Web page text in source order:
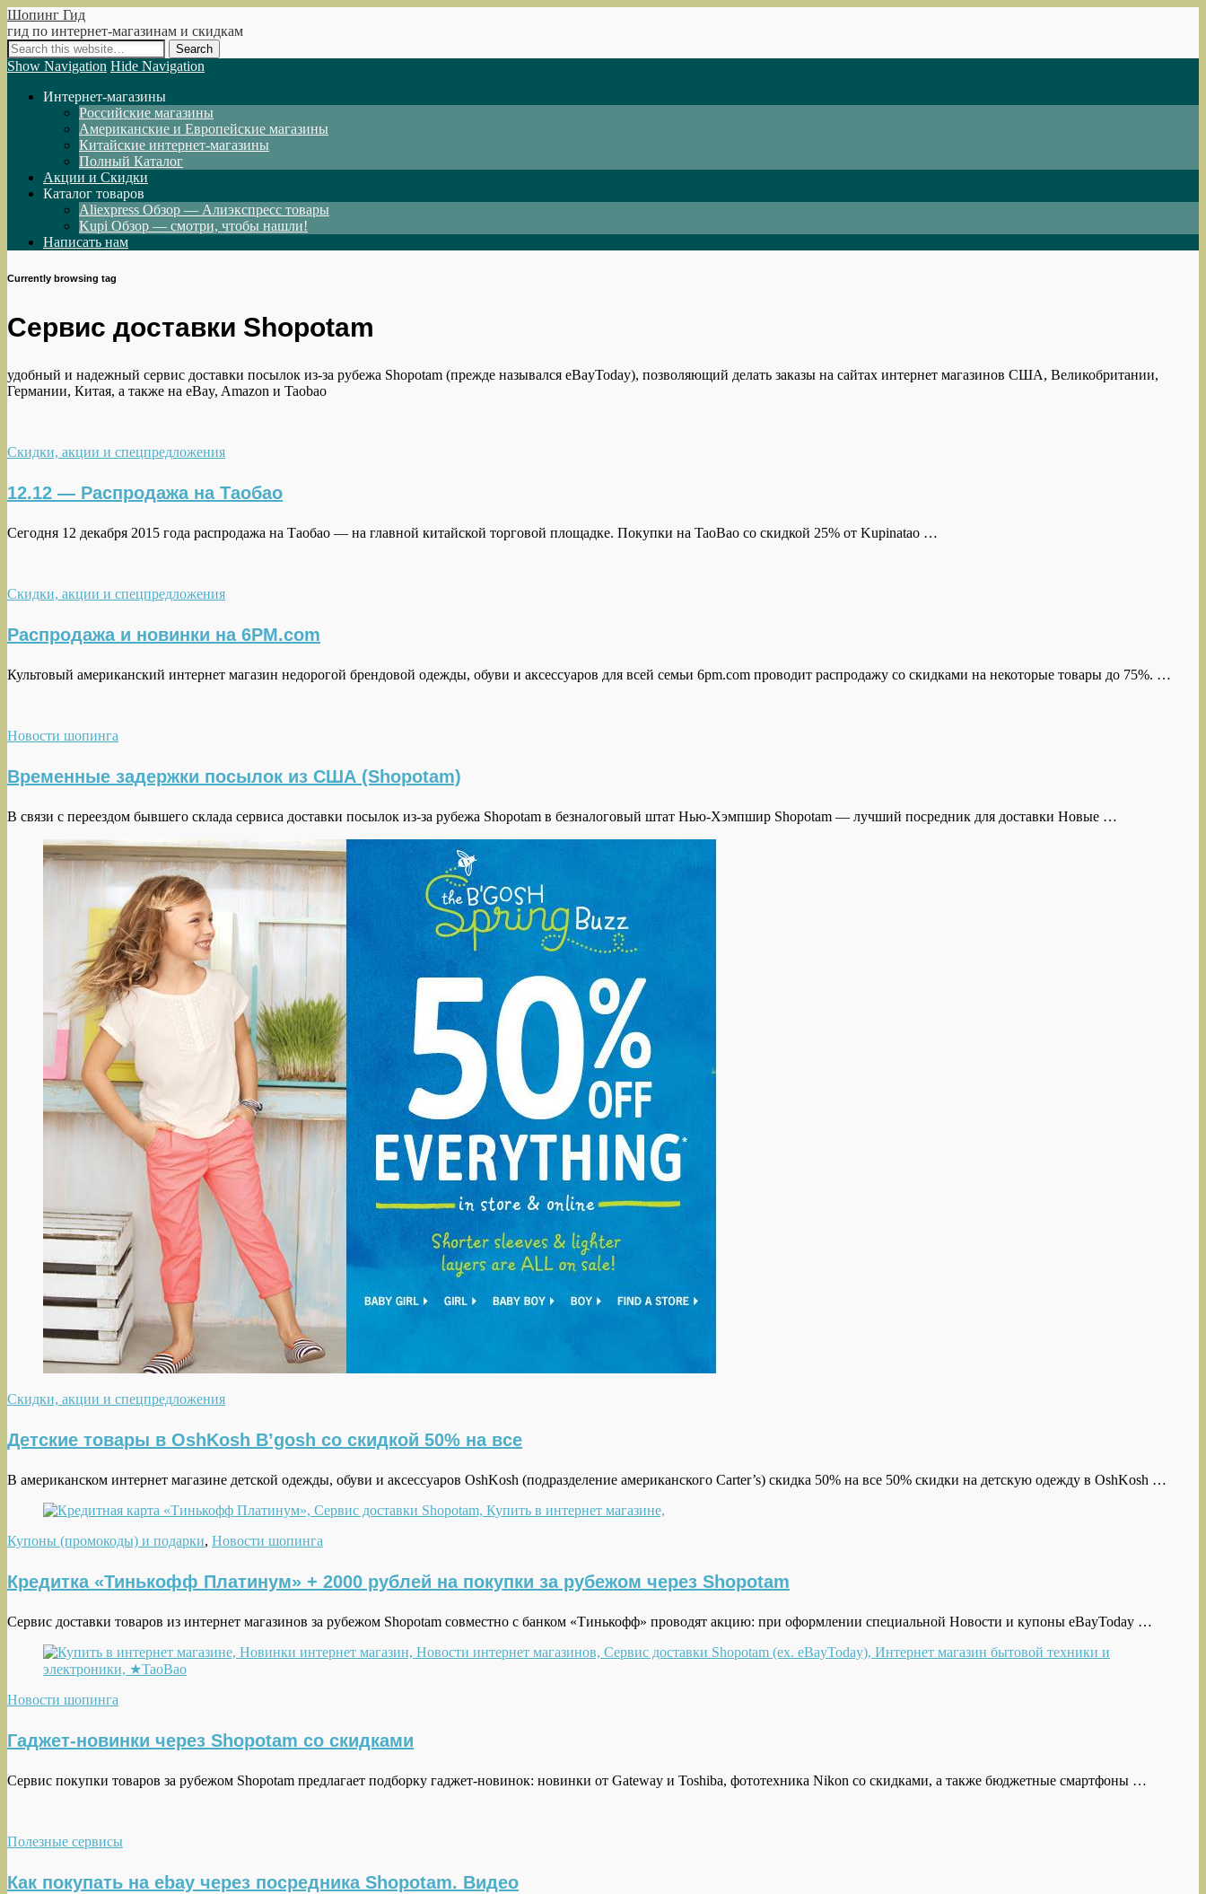
Шопинг Гид
гид по интернет-магазинам и скидкам
Show Navigation Hide Navigation
Интернет-магазины
Российские магазины
Американские и Европейские магазины
Китайские интернет-магазины
Полный Каталог
Акции и Скидки
Каталог товаров
Aliexpress Обзор — Алиэкспресс товары
Kupi Обзор — смотри, чтобы нашли!
Написать нам
Currently browsing tag
Сервис доставки Shopotam
удобный и надежный сервис доставки посылок из-за рубежа Shopotam (прежде назывался eBayToday), позволяющий делать заказы на сайтах интернет магазинов США, Великобритании,
Германии, Китая, а также на eBay, Amazon и Taobao
Скидки, акции и спецпредложения
12.12 — Распродажа на Таобао
Сегодня 12 декабря 2015 года распродажа на Таобао — на главной китайской торговой площадке. Покупки на TaoBao со скидкой 25% от Kupinatao …
Скидки, акции и спецпредложения
Распродажа и новинки на 6PM.com
Культовый американский интернет магазин недорогой брендовой одежды, обуви и аксессуаров для всей семьи 6pm.com проводит распродажу со скидками на некоторые товары до 75%. …
Новости шопинга
Временные задержки посылок из США (Shopotam)
В связи с переездом бывшего склада сервиса доставки посылок из-за рубежа Shopotam в безналоговый штат Нью-Хэмпшир Shopotam — лучший посредник для доставки Новые …
Скидки, акции и спецпредложения
Детские товары в OshKosh B’gosh со скидкой 50% на все
В американском интернет магазине детской одежды, обуви и аксессуаров OshKosh (подразделение американского Carter’s) скидка 50% на все 50% скидки на детскую одежду в OshKosh …
Купоны (промокоды) и подарки, Новости шопинга
Кредитка «Тинькофф Платинум» + 2000 рублей на покупки за рубежом через Shopotam
Сервис доставки товаров из интернет магазинов за рубежом Shopotam совместно с банком «Тинькофф» проводят акцию: при оформлении специальной Новости и купоны eBayToday …
Новости шопинга
Гаджет-новинки через Shopotam со скидками
Сервис покупки товаров за рубежом Shopotam предлагает подборку гаджет-новинок: новинки от Gateway и Toshiba, фототехника Nikon со скидками, а также бюджетные смартфоны …
Полезные сервисы
Как покупать на ebay через посредника Shopotam. Видео